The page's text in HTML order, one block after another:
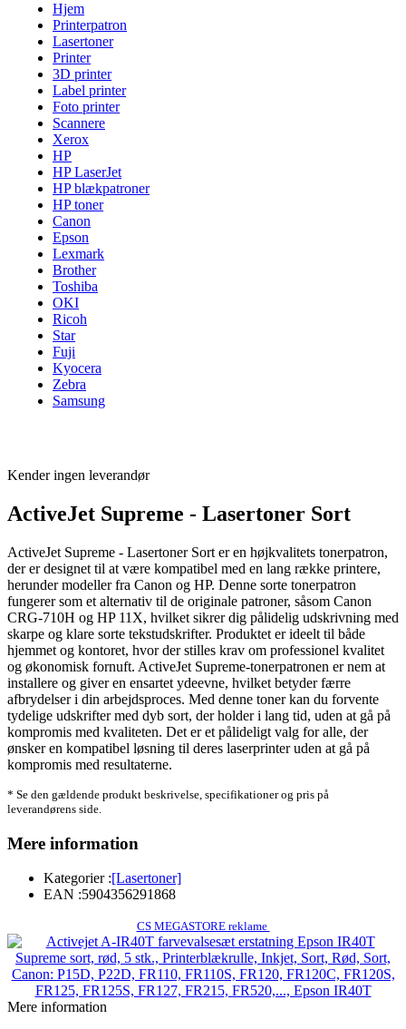
Hjem
Printerpatron
Lasertoner
Printer
3D printer
Label printer
Foto printer
Scannere
Xerox
HP
HP LaserJet
HP blækpatroner
HP toner
Canon
Epson
Lexmark
Brother
Toshiba
OKI
Ricoh
Star
Fuji
Kyocera
Zebra
Samsung
Kender ingen leverandør
ActiveJet Supreme - Lasertoner Sort
ActiveJet Supreme - Lasertoner Sort er en højkvalitets tonerpatron,
der er designet til at være kompatibel med en lang række printere,
herunder modeller fra Canon og HP. Denne sorte tonerpatron
fungerer som et alternativ til de originale patroner, såsom Canon
CRG-710H og HP 11X, hvilket sikrer dig pålidelig udskrivning med
skarpe og klare sorte tekstudskrifter. Produktet er ideelt til både
hjemmet og kontoret, hvor der stilles krav om professionel kvalitet
og økonomisk fornuft. ActiveJet Supreme-tonerpatronen er nem at
installere og giver en ensartet ydeevne, hvilket betyder færre
afbrydelser i din arbejdsproces. Med denne toner kan du forvente
tydelige udskrifter med dyb sort, der holder i lang tid, uden at gå på
kompromis med kvaliteten. Det er et pålideligt valg for alle, der
ønsker en kompatibel løsning til deres laserprinter uden at gå på
kompromis med resultaterne.
* Se den gældende produkt beskrivelse, specifikationer og pris på
leverandørens side.
Mere information
Kategorier :[Lasertoner]
EAN :5904356291868
CS MEGASTORE reklame
Mere information